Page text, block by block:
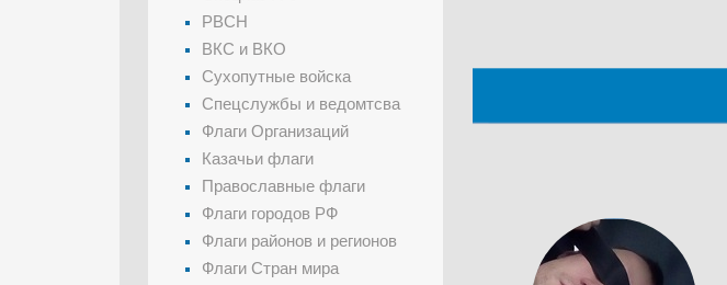
РВСН
ВКС и ВКО
Сухопутные войска
Спецслужбы и ведомтсва
Флаги Организаций
Казачьи флаги
Православные флаги
Флаги городов РФ
Флаги районов и регионов
Флаги Стран мира